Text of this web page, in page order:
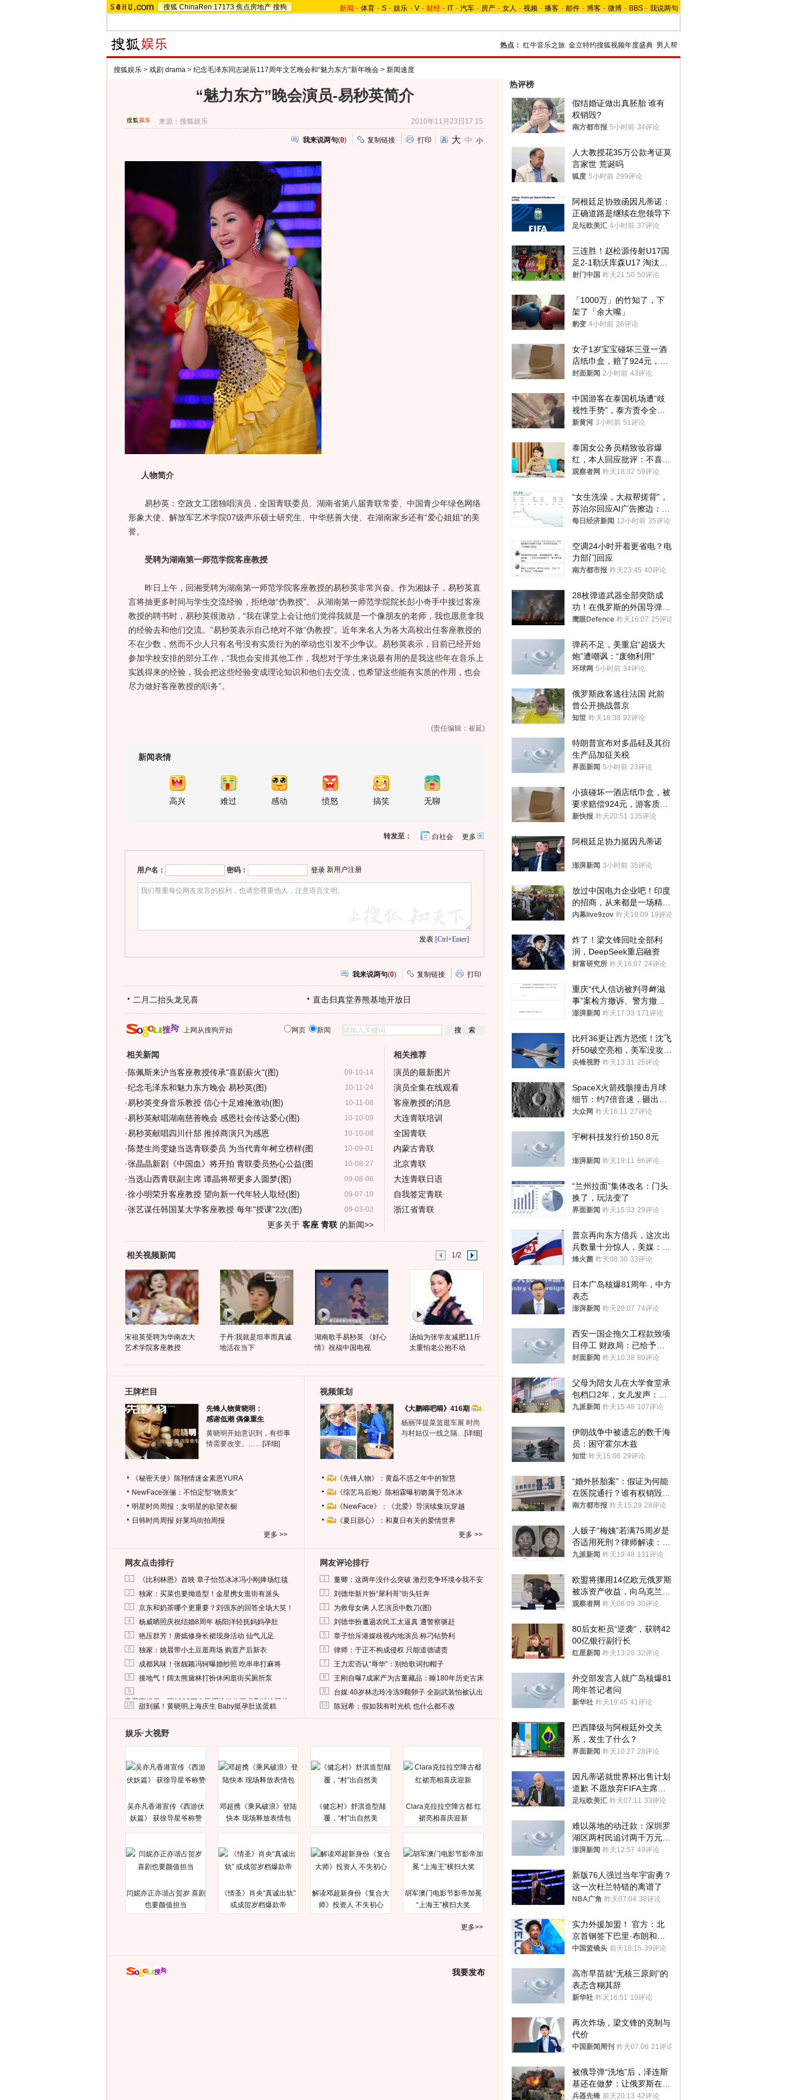
搜狐 ChinaRen 17173 焦点房地产 搜狗 新闻 - 体育 - S - 娱乐 - V - 财经 - IT - 汽车 - 房产 - 女人 - 视频 - 播客 - 邮件 - 博客 - 微博 - BBS - 我说两句
热点： 红牛音乐之旅 金立特约搜狐视频年度盛典 男人帮
搜狐娱乐 > 戏剧 drama > 纪念毛泽东同志诞辰117周年文艺晚会和“魅力东方”新年晚会 > 新闻速度
“魅力东方”晚会演员-易秒英简介
来源：搜狐娱乐 2010年11月23日17:15
我来说两句(0) 复制链接 打印 大 中 小
人物简介
易秒英：空政文工团独唱演员，全国青联委员、湖南省第八届青联常委、中国青少年绿色网络
形象大使、解放军艺术学院07级声乐硕士研究生、中华慈善大使、在湖南家乡还有“爱心姐姐”的美
誉。
受聘为湖南第一师范学院客座教授
昨日上午，回湘受聘为湖南第一师范学院客座教授的易秒英非常兴奋。作为湘妹子，易秒英直
言将抽更多时间与学生交流经验，拒绝做“伪教授”。 从湖南第一师范学院院长彭小奇手中接过客座
教授的聘书时，易秒英很激动，“我在课堂上会让他们觉得我就是一个像朋友的老师，我也愿意拿我
的经验去和他们交流。”易秒英表示自己绝对不做“伪教授”。近年来名人为各大高校出任客座教授的
不在少数，然而不少人只有名号没有实质行为的举动也引发不少争议。易秒英表示，目前已经开始
参加学校安排的部分工作，“我也会安排其他工作，我想对于学生来说最有用的是我这些年在音乐上
实践得来的经验，我会把这些经验变成理论知识和他们去交流，也希望这些能有实质的作用，也会
尽力做好客座教授的职务”。
(责任编辑：崔延)
新闻表情
高兴 难过 感动 愤怒 搞笑 无聊
更多开
转发至： 白社会
用户名： 密码： 新用户注册
[Ctrl+Enter]
我来说两句(0) 复制链接 打印
二月二抬头龙见喜 直击归真堂养熊基地开放日
上网从搜狗开始 网页 新闻
相关新闻
09-10-14
· 陈佩斯来沪当客座教授传承"喜剧薪火"(图)
10-11-24
·纪念毛泽东和魅力东方晚会 易秒英(图)
10-11-08
·易秒英变身音乐教授 信心十足难掩激动(图)
10-10-09
·易秒英献唱湖南慈善晚会 感恩社会传达爱心(图)
10-10-08
·易秒英献唱四川什邡 推掉商演只为感恩
10-09-01
· 陈楚生尚雯婕当选青联委员 为当代青年树立榜样(图
10-08-27
·张晶晶新剧《中国血》将开拍 青联委员热心公益(图
09-08-06
·当选山西青联副主席 谭晶将帮更多人圆梦(图)
09-07-10
·徐小明荣升客座教授 望向新一代年轻人取经(图)
09-03-03
·张艺谋任韩国某大学客座教授 每年"授课"2次(图)
更多关于 客座 青联的新闻>>
相关推荐
演员的最新图片
演员全集在线观看
客座教授的消息
大连青联培训
全国青联
内蒙古青联
北京青联
大连青联日语
自我签定青联
浙江省青联
相关视频新闻 1/2
宋祖英受聘为华南农大
艺术学院客座教授
于丹:我就是坦率而真诚
地活在当下
湖南歌手易秒英 《好心
情》祝福中国电视
汤灿为张学友减肥11斤
太重怕老公抱不动
王牌栏目
先锋人物黄晓明：
感谢低潮 偶像重生
黄晓明开始意识到，有些事
情需要改变。…… [详细]
《秘密天使》陈翔情迷金素恩YURA
NewFace张俪：不怕定型“物质女”
明星时尚周报：女明星的欲望衣橱
日韩时尚周报 好莱坞街拍周报
更多 >>
视频策划
《大鹏嘚吧嘚》416期
杨丽萍提菜篮逛车展 时尚
与村姑仅一线之隔… [详细]
《先锋人物》：黄磊不惑之年中的智慧
《综艺马后炮》陈柏霖曝初吻属于范冰冰
《NewFace》：《北爱》导演续集玩穿越
《夏日甜心》：和夏日有关的爱情世界
更多 >>
网友点击排行
1 《比利林恩》首映 章子怡范冰冰冯小刚捧场红毯
2 独家：买菜也要拗造型！金星携女逛街有派头
3 京东和奶茶哪个更重要？刘强东的回答全场大笑！
4 杨威晒照庆祝结婚8周年 杨阳洋轻抚妈妈孕肚
5 艳压群芳！唐嫣修身长裙现身活动 仙气儿足
6 独家：姚晨带小土豆逛商场 购置产后新衣
7 成都风味！张靓颖冯轲曝婚纱照 吃串串打麻将
8 接地气！阔太熊黛林打扮休闲逛街买厕所泵
9
马蓉离婚后，砸1000万人民币给媒体要求删掉这照片
10 甜到腻！黄晓明上海庆生 Baby挺孕肚送蛋糕
网友评论排行
1 董卿：这两年没什么突破 激烈竞争环境令我不安
2 刘德华新片扮“犀利哥”街头狂奔
3 为救母女俩 人艺演员中数刀(图)
4 刘德华扮邋遢农民工太逼真 遭警察驱赶
5 章子怡斥港媒歧视内地演员 称刁钻势利
6 律师：于正不构成侵权 只能道德谴责
7 王力宏否认“辱华”：别给歌词扣帽子
8 王刚自曝7成家产为古董藏品：睡180年历史古床
9 台媒:40岁林志玲冷冻9颗卵子 全副武装怕被认出
10 陈冠希：假如我有时光机 也什么都不改
娱乐·大视野
吴亦凡香港宣传《西游伏
妖篇》 获徐导星爷称赞
邓超携《乘风破浪》登陆
快本 现场释放表情包
《健忘村》舒淇造型颠
覆，“村”出自然美
Clara克拉拉空降古都 红
裙亮相喜庆迎新
闫妮亦正亦谐占贺岁 喜剧
也要颜值担当
《情圣》肖央“真诚出轨”
或成贺岁档爆款帝
解读邓超新身份《复合大
师》投资人 不失初心
胡军澳门电影节影帝加冕
“上海王”横扫大奖
更多>>
我要发布
热评榜
假结婚证做出真胚胎 谁有
权销毁?
南方都市报 5小时前 34评论
人大教授花35万公款考证莫
言家世 荒诞吗
狐度 5小时前 299评论
阿根廷足协致函因凡蒂诺：
正确道路是继续在您领导下
足坛欧美汇 4小时前 37评论
三连胜！赵松源传射U17国
足2-1勒沃库森U17 淘汰赛
将战河床
射门中国 昨天21:50 50评论
「1000万」的竹知了，下
架了「余大嘴」
豹变 4小时前 26评论
女子1岁宝宝碰坏三亚一酒
店纸巾盒，赔了924元，发
帖吐槽后酒店退还一半的
封面新闻 2小时前 43评论
中国游客在泰国机场遭“歧
视性手势”，泰方责令全面
调查，对责任人采取最严厉
新黄河 3小时前 51评论
泰国女公务员精致妆容爆
红，本人回应批评：不喜欢
就别看
观察者网 昨天18:32 59评论
“女生洗澡，大叔帮搓背”，
苏泊尔回应AI广告擦边：视
频全下架，已强化内容管理
每日经济新闻 12小时前 35评论
空调24小时开着更省电？电
力部门回应
南方都市报 昨天23:45 40评论
28枚弹道武器全部突防成
功！在俄罗斯的外国导弹发
射车都是合法打击目标
鹰眼Defence 昨天16:07 25评论
弹药不足，美重启“超级大
炮”遭嘲讽：“废物利用”
环球网 5小时前 34评论
俄罗斯政客逃往法国 此前
曾公开挑战普京
知世 昨天18:38 92评论
特朗普宣布对多晶硅及其衍
生产品加征关税
界面新闻 5小时前 23评论
小孩碰坏一酒店纸巾盒，被
要求赔偿924元，游客质疑
酒店房客物品超高标价，市
新快报 昨天20:51 135评论
阿根廷足协力挺因凡蒂诺
澎湃新闻 3小时前 35评论
放过中国电力企业吧！印度
的招商，从来都是一场精准
收割
内幕live9zov 昨天19:09 19评论
炸了！梁文锋回吐全部利
润，DeepSeek重启融资
财富研究所 昨天16:07 24评论
重庆“代人信访被判寻衅滋
事”案检方撤诉、警方撤
案，两被告人获国赔
澎湃新闻 昨天17:33 171评论
比歼36更让西方恐慌！沈飞
歼50破空亮相，美军没攻克
的技术被拿下
尖锋视野 昨天13:31 25评论
SpaceX火箭残骸撞击月球
细节：约7倍音速，砸出直
径约30米撞击坑
大众网 昨天16:11 27评论
宇树科技发行价150.8元
澎湃新闻 昨天19:11 86评论
“兰州拉面”集体改名：门头
换了，玩法变了
界面新闻 昨天15:33 29评论
普京再向东方借兵，这次出
兵数量十分惊人，美媒：俄
朝要动真格？
烽火菌 昨天08:30 33评论
日本广岛核爆81周年，中方
表态
澎湃新闻 昨天20:07 74评论
西安一国企拖欠工程款致项
目停工 财政局：已给予处
分，正督促整改
封面新闻 昨天10:38 80评论
父母为陪女儿在大学食堂承
包档口2年，女儿发声：初
衷是为了陪伴，毕业后将不
九派新闻 昨天15:48 107评论
伊朗战争中被遗忘的数千海
员：困守霍尔木兹
知世 昨天15:06 29评论
“婚外胚胎案”：假证为何能
在医院通行？谁有权销毁胚
胎？
南方都市报 昨天15:29 28评论
人贩子“梅姨”若满75周岁是
否适用死刑？律师解读：很
大概率不会被判处死刑
九派新闻 昨天19:48 131评论
欧盟将挪用14亿欧元俄罗斯
被冻资产收益，向乌克兰提
供援助
观察者网 昨天08:09 30评论
80后女柜员“逆袭”，获聘42
00亿银行副行长
红星新闻 昨天13:20 32评论
外交部发言人就广岛核爆81
周年答记者问
新华社 昨天19:45 41评论
巴西降级与阿根廷外交关
系，发生了什么？
界面新闻 昨天10:27 28评论
因凡蒂诺就世界杯出售计划
道歉 不愿放弃FIFA主席职
位
足坛欧美汇 昨天07:11 33评论
难以落地的动迁款：深圳罗
湖区两村民追讨两千万元动
迁款八年未果
澎湃新闻 昨天12:57 49评论
新版76人强过当年宇宙勇？
这一次杜兰特错的离谱了
NBA广角 昨天07:04 38评论
实力外援加盟！ 官方：北
京首钢签下巴里·布朗和桑
普森
中国篮镜头 前天18:15 39评论
高市早苗就“无核三原则”的
表态含糊其辞
新华社 昨天16:51 19评论
再次炸场，梁文锋的克制与
代价
中国新闻周刊 昨天07:06 21评论
被俄导弹“洗地”后，泽连斯
基还在做梦：让俄罗斯在冬
季前求和？
兵器先锋 前天20:13 42评论